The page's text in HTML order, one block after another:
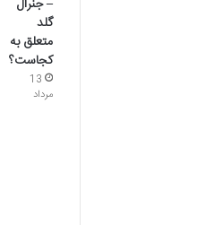
– جنرال
گلد
متعلق به
کجاست؟
13
مرداد